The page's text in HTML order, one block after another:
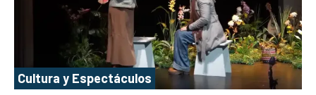
Cultura y Espectáculos